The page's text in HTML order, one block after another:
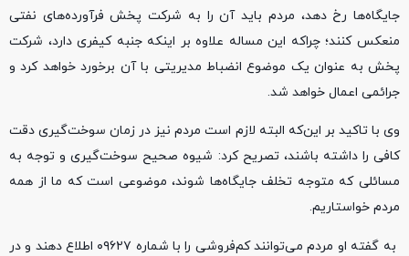
جایگاه‌ها رخ دهد، مردم باید آن را به شرکت پخش فرآورده‌های نفتی
منعکس کنند؛ چراکه این مساله علاوه بر اینکه جنبه کیفری دارد، شرکت
پخش به عنوان یک موضوع انضباط مدیریتی با آن برخورد خواهد کرد و
جرائمی اعمال خواهد شد.
وی با تاکید بر این‌که البته لازم است مردم نیز در زمان سوخت‌گیری دقت
کافی را داشته باشند، تصریح کرد: شیوه صحیح سوخت‌گیری و توجه به
مسائلی که متوجه تخلف جایگاه‌ها شوند، موضوعی است که ما از همه
مردم خواستاریم.
به گفته او مردم می‌توانند کم‌فروشی را با شماره ۰۹۶۲۷ اطلاع دهند و در